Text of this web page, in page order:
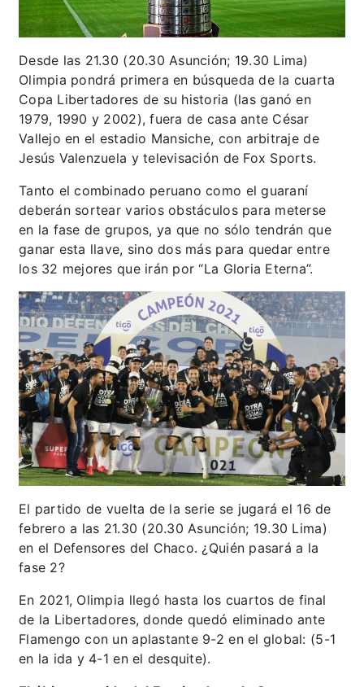
Desde las 21.30 (20.30 Asunción; 19.30 Lima)
Olimpia pondrá primera en búsqueda de la cuarta
Copa Libertadores de su historia (las ganó en
1979, 1990 y 2002), fuera de casa ante César
Vallejo en el estadio Mansiche, con arbitraje de
Jesús Valenzuela y televisación de Fox Sports.
Tanto el combinado peruano como el guaraní
deberán sortear varios obstáculos para meterse
en la fase de grupos, ya que no sólo tendrán que
ganar esta llave, sino dos más para quedar entre
los 32 mejores que irán por “La Gloria Eterna”.
El partido de vuelta de la serie se jugará el 16 de
febrero a las 21.30 (20.30 Asunción; 19.30 Lima)
en el Defensores del Chaco. ¿Quién pasará a la
fase 2?
En 2021, Olimpia llegó hasta los cuartos de final
de la Libertadores, donde quedó eliminado ante
Flamengo con un aplastante 9-2 en el global: (5-1
en la ida y 4-1 en el desquite).